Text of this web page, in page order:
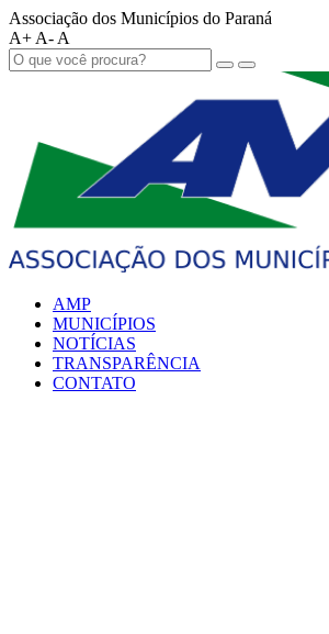
Associação dos Municípios do Paraná
A+ A- A
AMP
MUNICÍPIOS
NOTÍCIAS
TRANSPARÊNCIA
CONTATO